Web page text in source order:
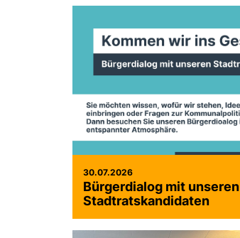
30.07.2026
Bürgerdialog mit unseren
Stadtratskandidaten